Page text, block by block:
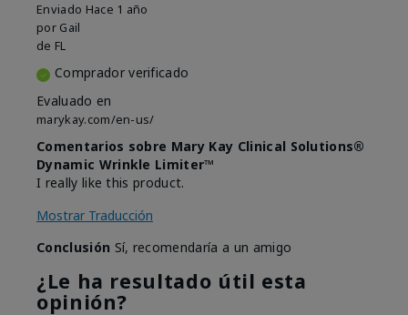
Enviado Hace 1 año
por Gail
de FL
Comprador verificado
Evaluado en
marykay.com/en-us/
Comentarios sobre Mary Kay Clinical Solutions®
Dynamic Wrinkle Limiter™
I really like this product.
Mostrar Traducción
Conclusión Sí, recomendaría a un amigo
¿Le ha resultado útil esta
opinión?